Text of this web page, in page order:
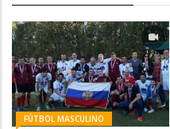
FÚTBOL MASCULINO